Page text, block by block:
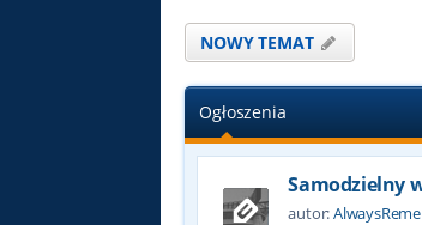
NOWY TEMAT
Ogłoszenia
Samodzielny
autor: